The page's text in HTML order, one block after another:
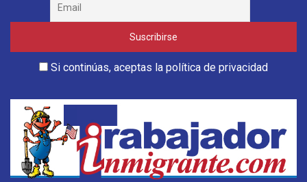
Si continúas, aceptas la política de privacidad